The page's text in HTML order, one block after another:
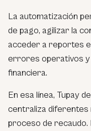
La automatización
de pago, agilizar la
acceder a reportes
errores operativos y
financiera.
En esa línea, Tupay
centraliza diferentes
proceso de recaudo.